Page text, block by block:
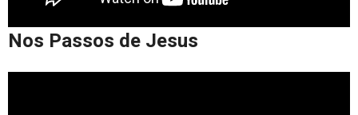
Nos Passos de Jesus